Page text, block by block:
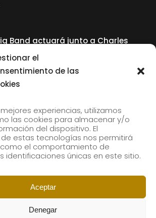
el
de las
experiencias, utilizamos
las cookies para almacenar y/o
del dispositivo. El
estas tecnologías nos permitirá
el comportamiento de
identificaciones únicas en este sitio.
Aceptar
Denegar
Band actuará junto a Charles
Jazzaldia
newsletter to receive our news by